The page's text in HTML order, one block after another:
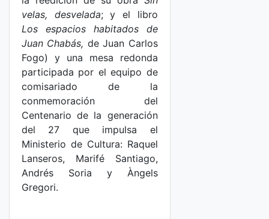
velas, desvelada; y el libro
Los espacios habitados de
Juan Chabás, de Juan Carlos
Fogo) y una mesa redonda
participada por el equipo de
comisariado de la
conmemoración del
Centenario de la generación
del 27 que impulsa el
Ministerio de Cultura: Raquel
Lanseros, Marifé Santiago,
Andrés Soria y Àngels
Gregori.